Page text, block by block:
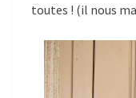
toutes ! (il nous